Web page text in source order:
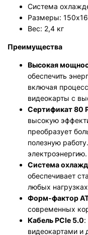
Система
Размеры:
Вес: 2,4 кг
Преимущества
Высокая
обеспечить
включая
видеокарты с
Сертификат 80
высокую
преобразует
полезную
электроэнергию.
Система
обеспечивает
любых
Форм-фактор
современных
Кабель PCIe 5.0:
видеокартами и